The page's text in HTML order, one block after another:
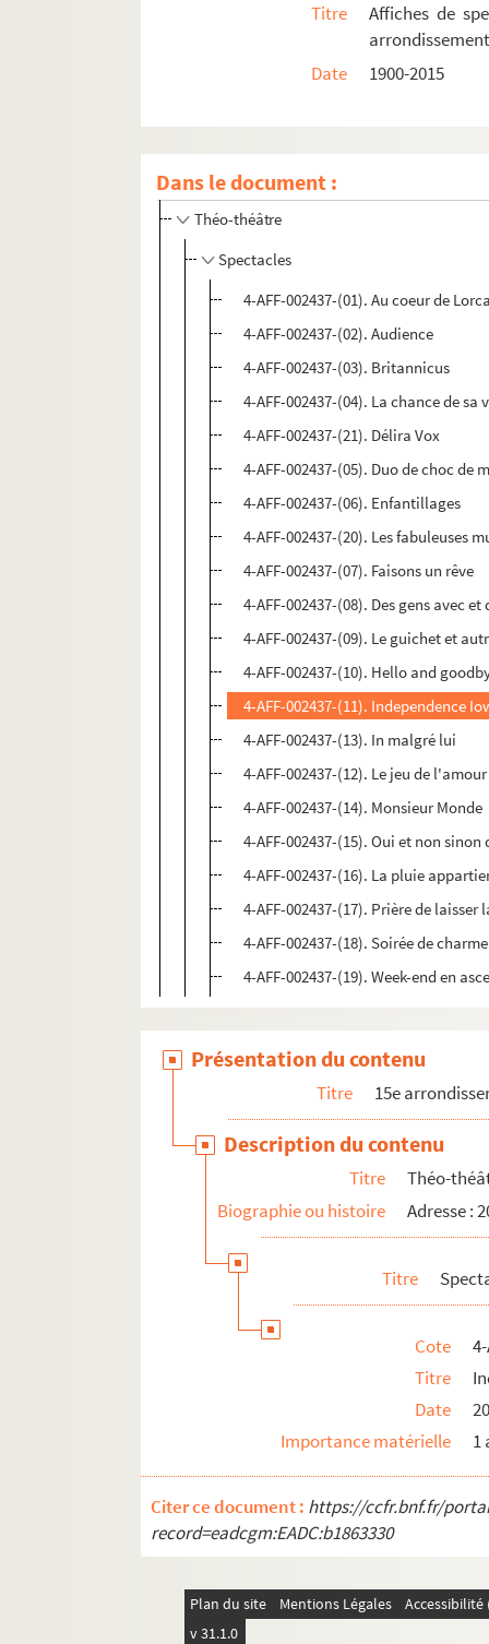
Titre
Affiches de
Date
1900-2015
Dans le document :
Salle des patronages
Square Vaugirard
Théâtre Saint-Léon
Théâtre Silvia Montfort
Théo-théâtre
Spectacles
4-AFF-002437-(01). Au coeur de
4-AFF-002437-(02). Audience
4-AFF-002437-(03). Britannicus
4-AFF-002437-(04). La chance de
4-AFF-002437-(21). Délira Vox
4-AFF-002437-(05). Duo de choc de
4-AFF-002437-(06). Enfantillages
4-AFF-002437-(20). Les fabuleuses
4-AFF-002437-(07). Faisons un rêve
4-AFF-002437-(08). Des gens avec et
4-AFF-002437-(09). Le guichet et
4-AFF-002437-(10). Hello and
4-AFF-002437-(11). Independence
4-AFF-002437-(13). In malgré lui
4-AFF-002437-(12). Le jeu de
4-AFF-002437-(14). Monsieur Monde
4-AFF-002437-(15). Oui et non
4-AFF-002437-(16). La pluie
4-AFF-002437-(17). Prière de
4-AFF-002437-(18). Soirée de charme
4-AFF-002437-(19). Week-end en
Présentation du contenu
Titre 15e
Description du contenu
Titre
Théo-
Biographie ou histoire
Adresse :
Titre
Cote
Titre
Date
Importance matérielle
1
Citer ce document : https://ccfr.bnf.fr/
record=eadcgm:EADC:b1863330
Plan du site Mentions Légales
v 31.1.0